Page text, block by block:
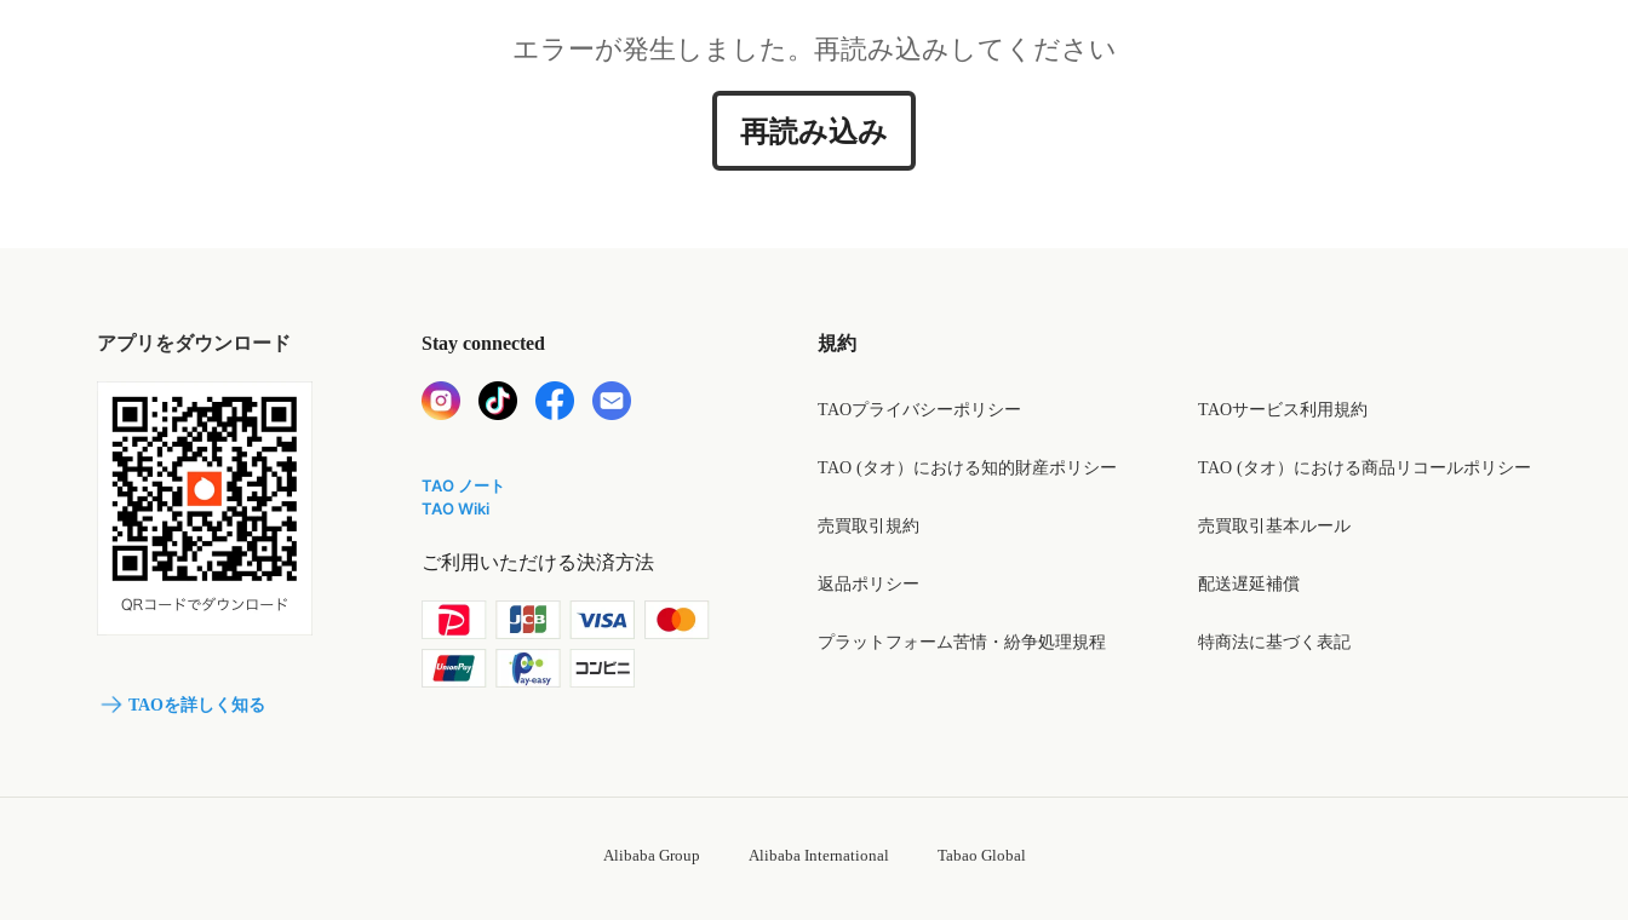
エラーが発生しました。再読み込みしてください
再読み込み
アプリをダウンロード
TAOを詳しく知る
Stay connected
TAO ノート
TAO Wiki
ご利用いただける決済方法
規約
TAOプライバシーポリシー
TAO (タオ）における知的財産ポリシー
売買取引規約
返品ポリシー
プラットフォーム苦情・紛争処理規程
TAOサービス利用規約
TAO (タオ）における商品リコールポリシー
売買取引基本ルール
配送遅延補償
特商法に基づく表記
Alibaba Group Alibaba International Tabao Global